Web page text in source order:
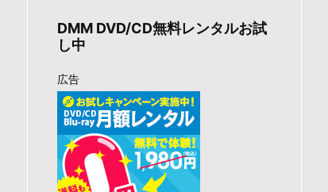
DMM DVD/CD無料レンタルお試
し中
広告